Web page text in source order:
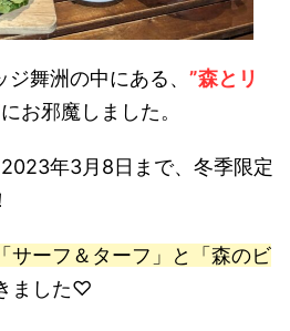
舞洲の中にある、 ”森とリ
にお邪魔しました。
年3月8日まで、冬季限定
サーフ＆ターフ」と「森のビ
ました♡